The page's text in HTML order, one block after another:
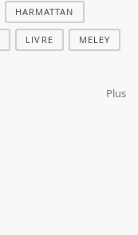
HARMATTAN
LIVRE MELEY
Plus